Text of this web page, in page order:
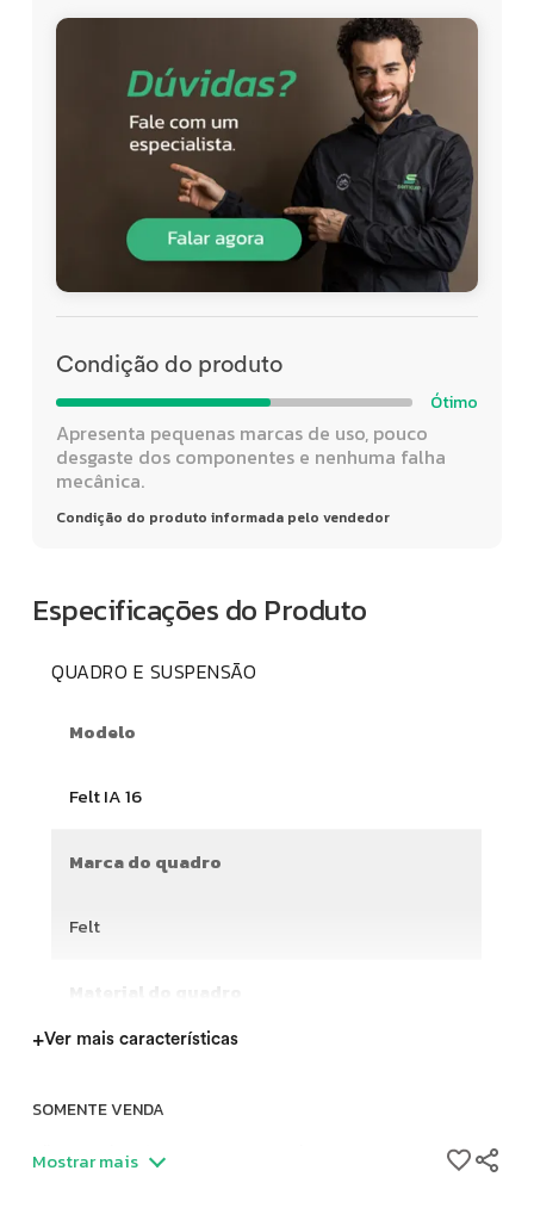
Condição do produto
Ótimo
Apresenta pequenas marcas de uso, pouco
desgaste dos componentes e nenhuma falha
mecânica.
Condição do produto informada pelo vendedor
Especificações do Produto
QUADRO E SUSPENSÃO
Modelo
Felt IA 16
Marca do quadro
Felt
+Ver mais características
SOMENTE VENDA
Bike TT Felt IA 16, ano 2020, tamanho 50, com NF.
Mostrar mais